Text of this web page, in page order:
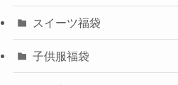
スイーツ福袋
子供服福袋